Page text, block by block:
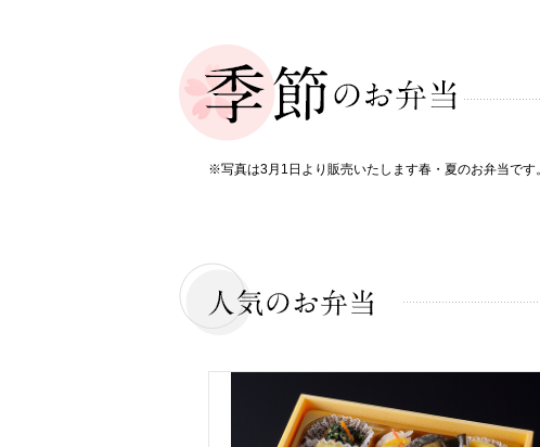
※写真は3月1日より販売いたします春・夏のお弁当です。